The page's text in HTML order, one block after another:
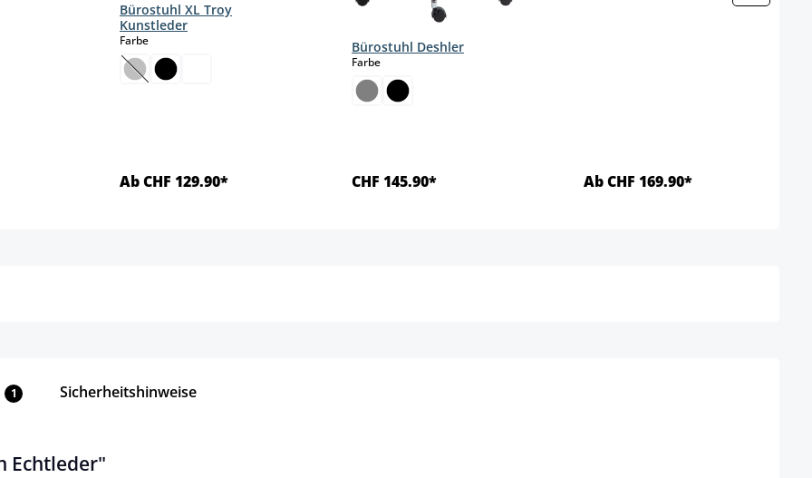
Bürostuhl XL Troy
Kunstleder
Farbeauswählen
(Diese Option ist zurzeit nicht verfügbar.)
Ab CHF 129.90*
Bürostuhl Deshler
Farbeauswählen
CHF 145.90* Ab CHF 169.90*
1 Sicherheitshinweise
Echtleder"